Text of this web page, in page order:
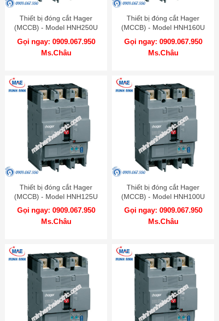
Thiết bị đóng cắt Hager
(MCCB) - Model HNH250U
Gọi ngay: 0909.067.950
Ms.Châu
Thiết bị đóng cắt Hager
(MCCB) - Model HNH160U
Gọi ngay: 0909.067.950
Ms.Châu
Thiết bị đóng cắt Hager
(MCCB) - Model HNH125U
Gọi ngay: 0909.067.950
Ms.Châu
Thiết bị đóng cắt Hager
(MCCB) - Model HNH100U
Gọi ngay: 0909.067.950
Ms.Châu